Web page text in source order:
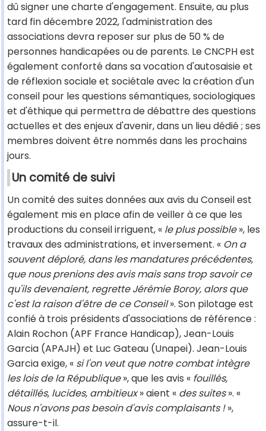
dû signer une charte d'engagement. Ensuite, au plus
tard fin décembre 2022, l'administration des
associations devra reposer sur plus de 50 % de
personnes handicapées ou de parents. Le CNCPH est
également conforté dans sa vocation d'autosaisie et
de réflexion sociale et sociétale avec la création d'un
conseil pour les questions sémantiques, sociologiques
et d'éthique qui permettra de débattre des questions
actuelles et des enjeux d'avenir, dans un lieu dédié ; ses
membres doivent être nommés dans les prochains
jours.
Un comité de suivi
Un comité des suites données aux avis du Conseil est
également mis en place afin de veiller à ce que les
productions du conseil irriguent, « le plus possible», les
travaux des administrations, et inversement. « On a
souvent déploré, dans les mandatures précédentes,
que nous prenions des avis mais sans trop savoir ce
qu'ils devenaient, regrette Jérémie Boroy, alors que
c'est la raison d'être de ce Conseil». Son pilotage est
confié à trois présidents d'associations de référence :
Alain Rochon (APF France Handicap), Jean-Louis
Garcia (APAJH) et Luc Gateau (Unapei). Jean-Louis
Garcia exige, « si l'on veut que notre combat intègre
les lois de la République», que les avis « fouillés,
détaillés, lucides, ambitieux» aient « des suites». «
Nous n'avons pas besoin d'avis complaisants !»,
assure-t-il.